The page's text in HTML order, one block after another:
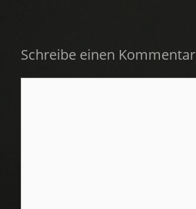
Schreibe einen Kommentar